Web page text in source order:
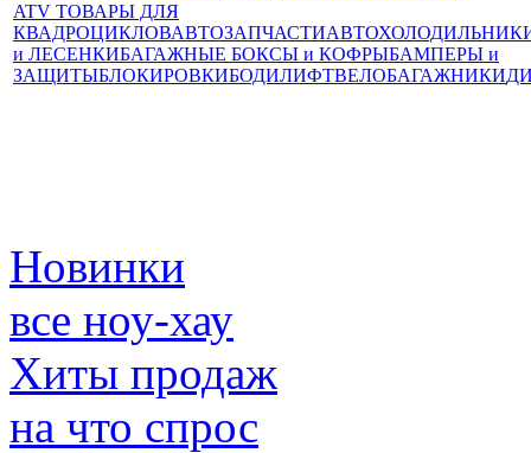
ATV ТОВАРЫ ДЛЯ
КВАДРОЦИКЛОВАВТОЗАПЧАСТИ
и ЛЕСЕНКИБАГАЖНЫЕ БОКСЫ и КОФРЫБАМПЕРЫ и
ЗАЩИТЫБЛОКИРОВКИБОДИЛИФТВЕЛОБАГАЖНИКИ
Новинки
все ноу-хау
Хиты продаж
на что спрос